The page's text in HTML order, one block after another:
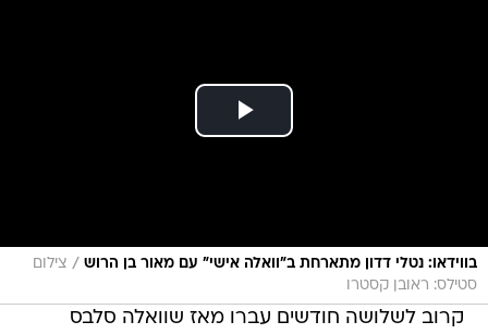
בווידאו: נטלי דדון מתארחת ב"וואלה אישי" עם מאור בן הרוש / צילום
סטילס: ראובן קסטרו
קרוב לשלושה חודשים עברו מאז שוואלה סלבס